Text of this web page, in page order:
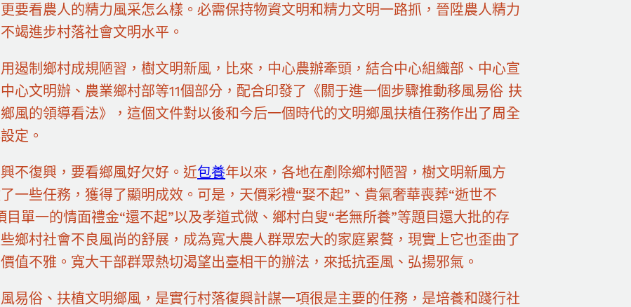
要看農人的精力風采怎么樣。必需保持物資文明和精力文明一路抓，晉陞農人精力
竭進步村落社會文明水平。
遏制鄉村成規陋習，樹文明新風，比來，中心農辦牽頭，結合中心組織部、中心宣
心文明辦、農業鄉村部等11個部分，配合印發了《關于進一個步驟推動移風易俗 扶
風的領導看法》，這個文件對以後和今后一個時代的文明鄉風扶植任務作出了周全
定。
不復興，要看鄉風好欠好。近包養年以來，各地在剷除鄉村陋習，樹文明新風方
一些任務，獲得了顯明成效。可是，天價彩禮“娶不起”、貴氣奢華喪葬“逝世不
目單一的情面禮金“還不起”以及孝道式微、鄉村白叟“老無所養”等題目還大批的存
鄉村社會不良風尚的舒展，成為寬大農人群眾宏大的家庭累贅，現實上它也歪曲了
值不雅。寬大干部群眾熱切渴望出臺相干的辦法，來抵抗歪風、弘揚邪氣。
易俗、扶植文明鄉風，是實行村落復興計謀一項很是主要的任務，是培養和踐行社